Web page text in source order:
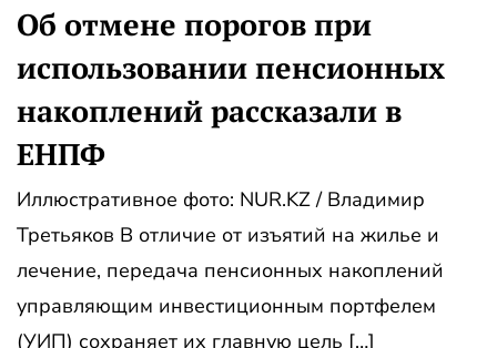
Об отмене порогов при
использовании пенсионных
накоплений рассказали в
ЕНПФ
Иллюстративное фото: NUR.KZ / Владимир
Третьяков В отличие от изъятий на жилье и
лечение, передача пенсионных накоплений
управляющим инвестиционным портфелем
(УИП) сохраняет их главную цель […]